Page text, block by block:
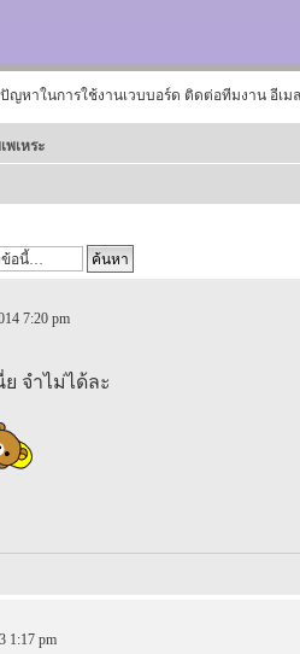
ญหาในการใช้งานเวบบอร์ด ติดต่อทีมงาน อีเม
พเหระ
7:20 pm
จำไม่ได้ละ
1:17 pm